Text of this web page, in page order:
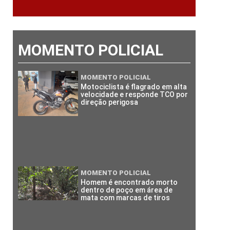
MOMENTO POLICIAL
MOMENTO POLICIAL
Motociclista é flagrado em alta
velocidade e responde TCO por
direção perigosa
MOMENTO POLICIAL
Homem é encontrado morto
dentro de poço em área de
mata com marcas de tiros